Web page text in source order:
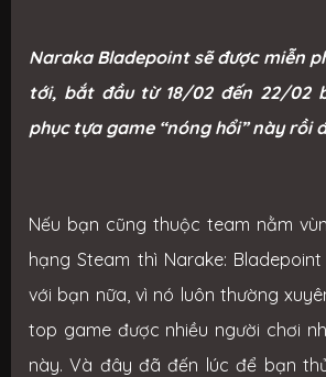
Naraka Bladepoint sẽ được miễn
tới, bắt đầu từ 18/02 đến 22/02
phục tựa game “nóng hổi” này rồi
Nếu bạn cũng thuộc team nằm
hạng Steam thì Narake:
với bạn nữa, vì nó luôn thường
top game được nhiều người chơi
này. Và đây đã đến lúc để bạn